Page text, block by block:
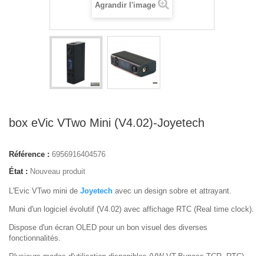
Agrandir l'image
box eVic VTwo Mini (V4.02)-Joyetech
Référence : 6956916404576
État : Nouveau produit
L'Evic VTwo mini de Joyetech avec un design sobre et attrayant.
Muni d'un logiciel évolutif (V4.02) avec affichage RTC (Real time clock).
Dispose d'un écran OLED pour un bon visuel des diverses
fonctionnalités.